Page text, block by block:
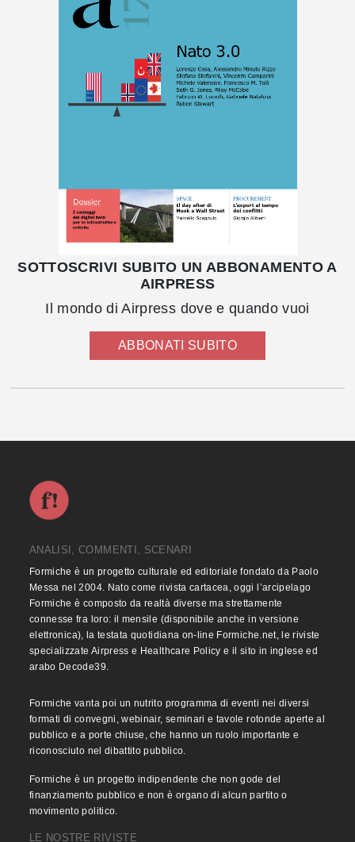
SOTTOSCRIVI SUBITO UN ABBONAMENTO A
AIRPRESS
Il mondo di Airpress dove e quando vuoi
ABBONATI SUBITO
ANALISI, COMMENTI, SCENARI
Formiche è un progetto culturale ed editoriale fondato da Paolo
Messa nel 2004. Nato come rivista cartacea, oggi l’arcipelago
Formiche è composto da realtà diverse ma strettamente
connesse fra loro: il mensile (disponibile anche in versione
elettronica), la testata quotidiana on-line Formiche.net, le riviste
specializzate Airpress e Healthcare Policy e il sito in inglese ed
arabo Decode39.
Formiche vanta poi un nutrito programma di eventi nei diversi
formati di convegni, webinair, seminari e tavole rotonde aperte al
pubblico e a porte chiuse, che hanno un ruolo importante e
riconosciuto nel dibattito pubblico.
Formiche è un progetto indipendente che non gode del
finanziamento pubblico e non è organo di alcun partito o
movimento politico.
LE NOSTRE RIVISTE